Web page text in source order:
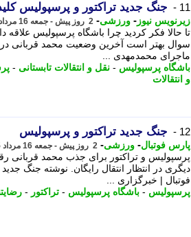
11 - جنگ جدید تراکتور و پرسپولیس
زیرنویس نیوز - ورزشی- 2 روز پیش - جمعه 16 مرداد 1405، 11:38
تا حالا فکر کردید چرا باشگاه پرسپولیس علاقه
سوال بهتر است آخرین وضعیت محمد قربانی در
ماجرای محمدمهدی ...
باشگاه پرسپولیس - نقل و انتقالات تابستانی -
و انتقالات
12 - جنگ جدید تراکتور و پرسپولیس
پارس فوتبال- ورزشی- 2 روز پیش - جمعه 16 مرداد 1405، 10:47
پرسپولیس و تراکتور برای جذب محمد قربانی
دیگری در انتظار انتقال رایگان. نوشته جنگ
فوتبال | خبرگزاری ...
پرسپولیس - باشگاه پرسپولیس - تراکتور -